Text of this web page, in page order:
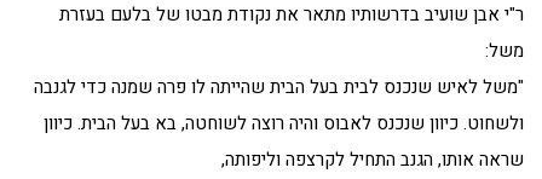
ר"י אבן שועיב בדרשותיו מתאר את נקודת מבטו של בלעם בעזרת
משל:
"משל לאיש שנכנס לבית בעל הבית שהייתה לו פרה שמנה כדי לגנבה
ולשחוט. כיוון שנכנס לאבוס והיה רוצה לשוחטה, בא בעל הבית. כיוון
שראה אותו, הגנב התחיל לקרצפה וליפותה,